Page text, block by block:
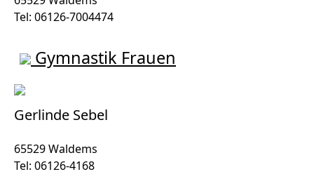
Tel: 06126-7004474
Gymnastik Frauen
Gerlinde Sebel
65529 Waldems
Tel: 06126-4168